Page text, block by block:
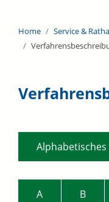
Home Service &
A B